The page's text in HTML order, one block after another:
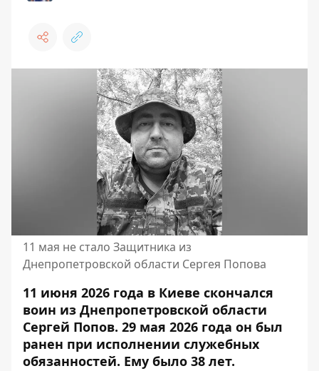
11 мая не стало Защитника из
Днепропетровской области Сергея Попова
11 июня 2026 года в Киеве скончался
воин из Днепропетровской области
Сергей Попов. 29 мая 2026 года он был
ранен при исполнении служебных
обязанностей. Ему было 38 лет.